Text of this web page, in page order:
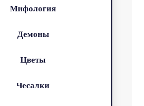
Мифология
Демоны
Цветы
Чесалки